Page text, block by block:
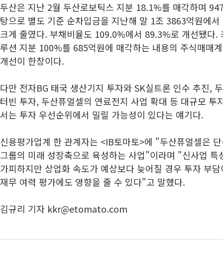
두산은 지난 2월 두산로보틱스 지분 18.1%를 매각하며
탕으로 별도 기준 순차입금을 지난해 말 1조 3863억원에
크게 줄였다. 부채비율도 109.0%에서 89.3%로 개선됐다.
루션 지분 100%를 685억원에 매각하는 내용의 주식매매
개선이 한창이다.
다만 전자BG 태국 생산기지 투자와 SK실트론 인수 추진,
터빈 투자, 두산퓨얼셀의 연료전지 사업 확대 등 대규모 투
서는 투자 우선순위에서 밀릴 가능성이 있다는 얘기다.
신용평가업계 한 관계자는 <IB토마토>에 "두산퓨얼셀은
그룹의 미래 성장축으로 육성하는 사업"이라며 "신사업 특
가피하지만 상업화 속도가 예상보다 늦어질 경우 투자 부
재무 여력 평가에도 영향을 줄 수 있다"고 말했다.
김규리 기자 kkr@etomato.com